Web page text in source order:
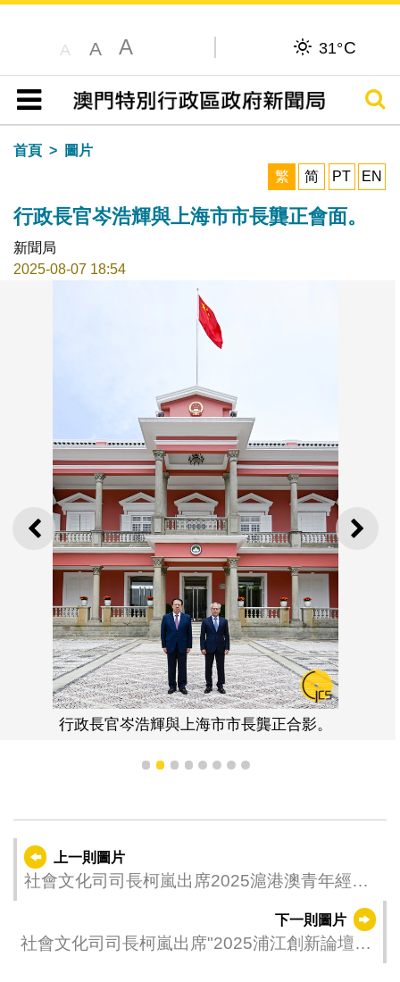
A A A 31°C
目錄
搜尋
首頁
圖片
繁
简 PT EN
行政長官岑浩輝與上海市市長龔正會面。
新聞局
2025-08-07 18:54
上一則 下一
行政長官岑浩輝與上海市市長龔正合影。
1 2 3 4 5 6 7 8
上一則圖片
社會文化司司長柯嵐出席2025滬港澳青年經濟
下一則圖片
社會文化司司長柯嵐出席"2025浦江創新論壇